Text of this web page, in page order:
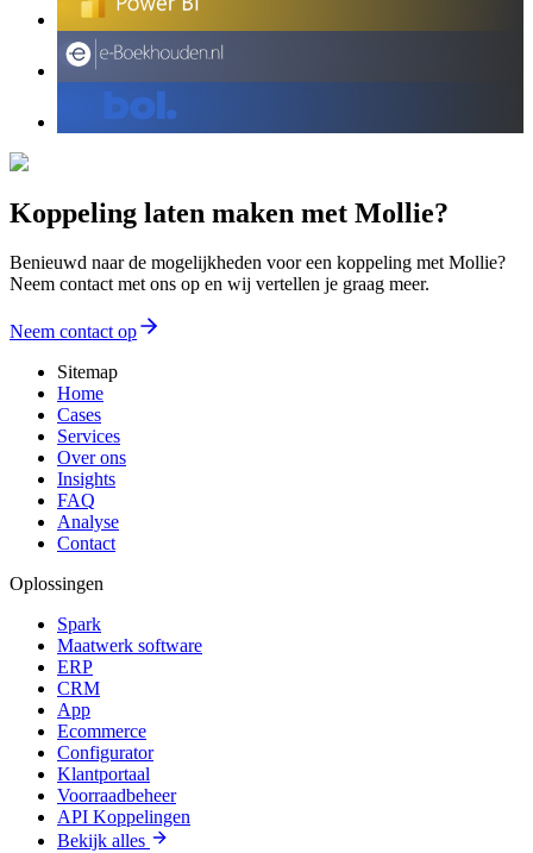
Koppeling laten maken met Mollie?
Benieuwd naar de mogelijkheden voor een koppeling met Mollie?
Neem contact met ons op en wij vertellen je graag meer.
Neem contact op
Sitemap
Home
Cases
Services
Over ons
Insights
FAQ
Analyse
Contact
Oplossingen
Spark
Maatwerk software
ERP
CRM
App
Ecommerce
Configurator
Klantportaal
Voorraadbeheer
API Koppelingen
Bekijk alles